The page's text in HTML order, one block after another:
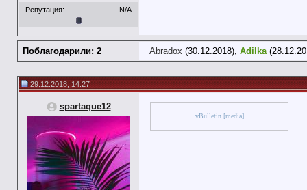
Репутация:
N/A
Поблагодарили: 2 Abradox (30.12.2018), Adilka
29.12.2018, 14:27
spartaque12
vBulletin [media]